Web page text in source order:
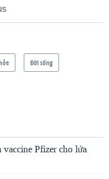
Ðời sống
Pfizer cho lứa